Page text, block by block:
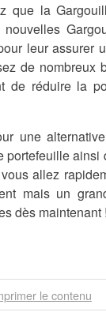
que la
leur assurer
de nombreux
de réduire la
une
allez
mais un
dès maintenant !
le contenu